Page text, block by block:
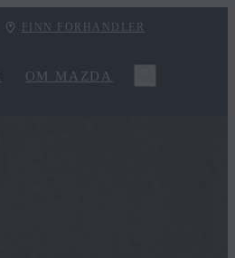
FINN FORHANDLER
OM MAZDA